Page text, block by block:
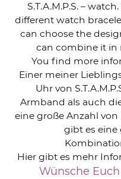
S.T.A.M.P.S. –
different watch
can choose the
can combine it in
You find more
Einer meiner
Uhr von
Armband als auch
eine große Anzahl
gibt es eine
Hier gibt es mehr
Wünsche